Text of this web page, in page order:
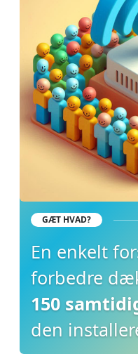
GÆT HVAD?
En enkelt
forbedre
150
den